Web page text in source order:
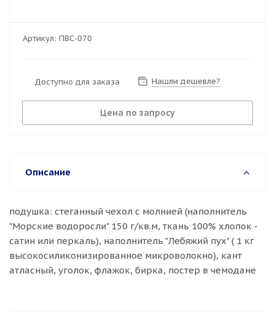
Артикул: ПВС-070
Доступно для заказа Нашли дешевле?
Цена по запросу
Описание
подушка: стеганный чехол с молнией (наполнитель
"Морские водоросли" 150 г/кв.м, ткань 100% хлопок -
сатин или перкаль), наполнитель "Лебяжий пух" ( 1 кг
высокосиликонизированное микроволокно), кант
атласный, уголок, флажок, бирка, постер в чемодане